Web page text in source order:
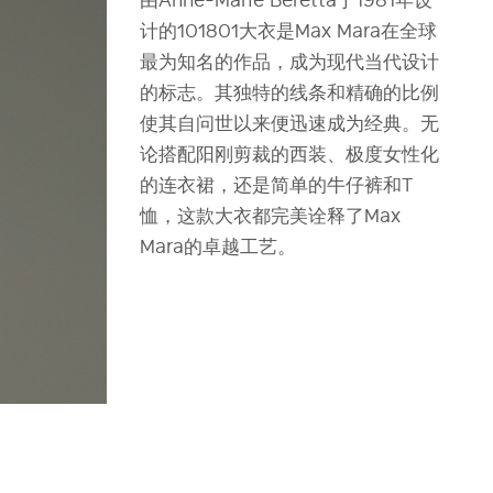
计的101801大衣是Max Mara在全球
最为知名的作品，成为现代当代设计
的标志。其独特的线条和精确的比例
使其自问世以来便迅速成为经典。无
论搭配阳刚剪裁的西装、极度女性化
的连衣裙，还是简单的牛仔裤和T
恤，这款大衣都完美诠释了Max
Mara的卓越工艺。